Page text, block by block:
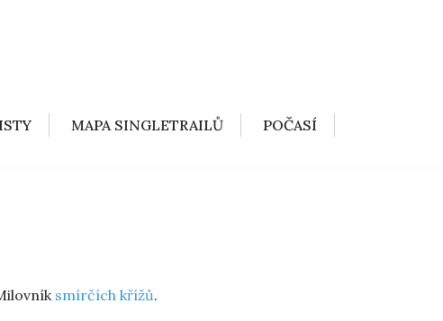
MAPA SINGLETRAILŮ
POČASÍ
smírčích křížů.